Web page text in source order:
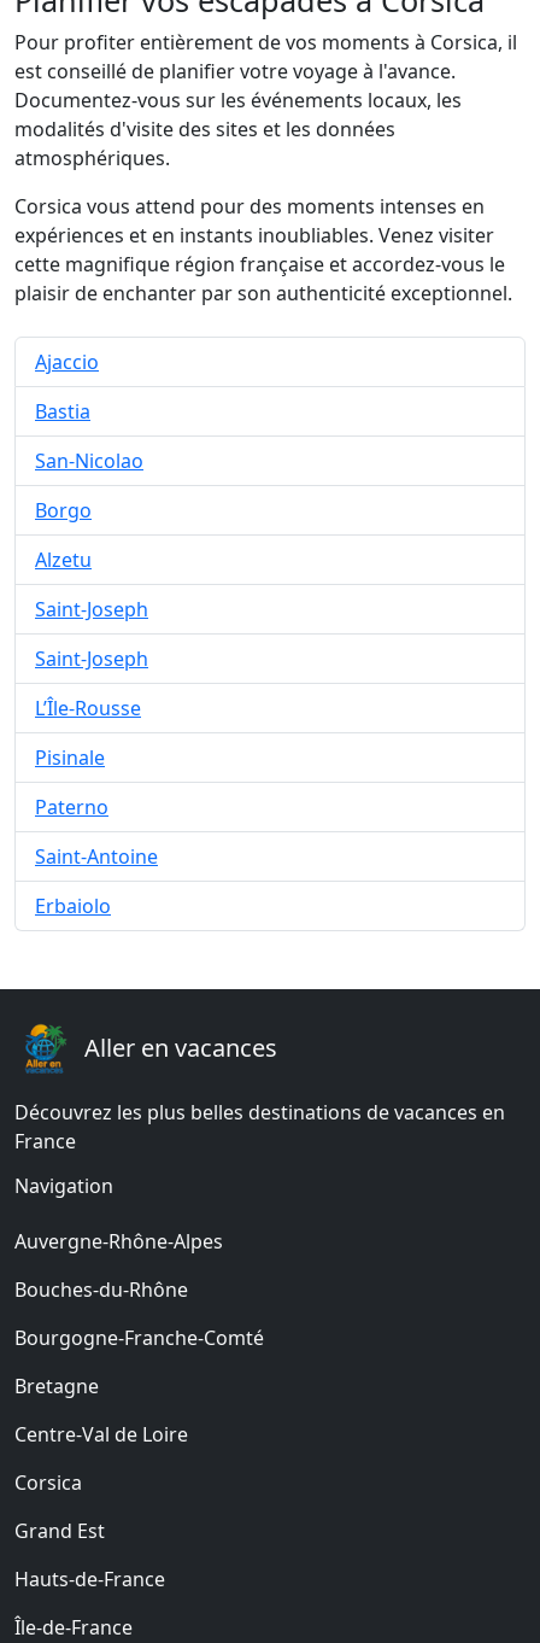
Pour profiter entièrement de vos moments à Corsica, il
est conseillé de planifier votre voyage à l'avance.
Documentez-vous sur les événements locaux, les
modalités d'visite des sites et les données
atmosphériques.
Corsica vous attend pour des moments intenses en
expériences et en instants inoubliables. Venez visiter
cette magnifique région française et accordez-vous le
plaisir de enchanter par son authenticité exceptionnel.
Ajaccio
Bastia
San-Nicolao
Borgo
Alzetu
Saint-Joseph
Saint-Joseph
L’Île-Rousse
Pisinale
Paterno
Saint-Antoine
Erbaiolo
Aller en vacances
Découvrez les plus belles destinations de vacances en
France
Navigation
Auvergne-Rhône-Alpes
Bouches-du-Rhône
Bourgogne-Franche-Comté
Bretagne
Centre-Val de Loire
Corsica
Grand Est
Hauts-de-France
Île-de-France